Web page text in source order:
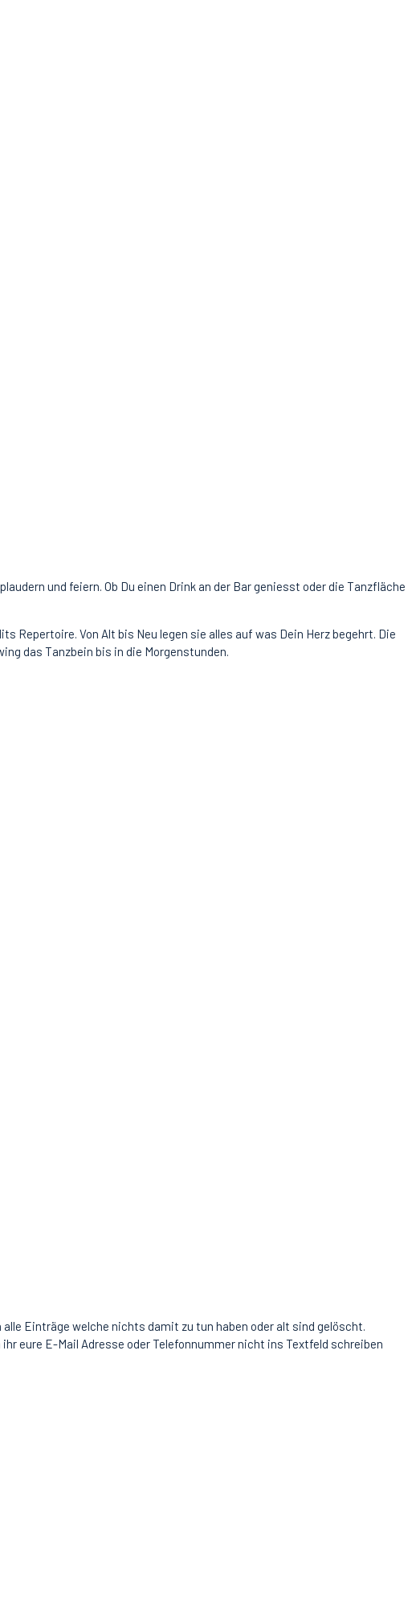
und feiern. Ob Du einen Drink an der Bar geniesst oder die Tanzfläche
Repertoire. Von Alt bis Neu legen sie alles auf was Dein Herz begehrt. Die
das Tanzbein bis in die Morgenstunden.
Einträge welche nichts damit zu tun haben oder alt sind gelöscht.
ihr eure E-Mail Adresse oder Telefonnummer nicht ins Textfeld schreiben